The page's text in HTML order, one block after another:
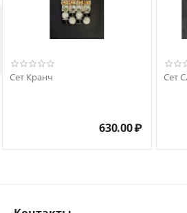
Сет Кранч
630.00₽
Сет